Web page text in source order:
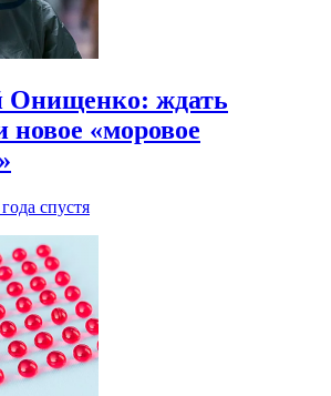
Онищенко: ждать
новое «моровое
спустя